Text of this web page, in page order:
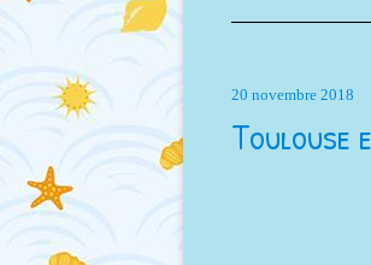
20 novembre 2018
Toulouse